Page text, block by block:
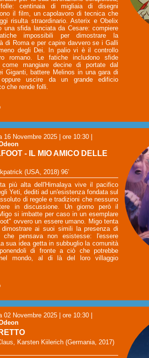
centinaia di migliaia di disegni
il film, un capolavoro di tecnica che
risulta straordinario. Asterix e Obelix
una sfida lanciata da Cesare: compiere
impossibili per dimostrare la
di Roma e per capire davvero se i Galli
degli Dei. In palio vi è il controllo
romano. Le fatiche includono sfide
come mangiare decine di portate dal
Giganti, battere Melinos in una gara di
uscire da un grande edificio
che rende folli.
16 Novembre 2025 | ore 10:30 |
- IL MIO AMICO DELLE
(USA, 2018) 96’
più alta dell'Himalaya vive il pacifico
Yeti, dediti ad un'esistenza fondata sul
di regole e tradizioni che nessuno
in discussione. Un giorno però il
si imbatte per caso in un esemplare
ovvero un essere umano. Migo tenta
ai suoi simili la presenza di
che pensava non esistesse: l'essere
sua idea getta in subbuglio la comunità
di fronte a ciò che potrebbe
mondo, al di là del loro villaggio
02 Novembre 2025 | ore 10:30
Karsten Kiilerich (Germania, 2017)